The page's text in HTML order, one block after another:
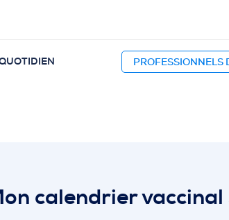
PROFESSIONNELS
calendrier